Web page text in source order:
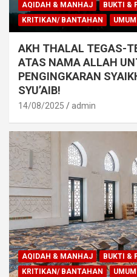
AQIDAH & MANHAJ BUKTI &
KRITIKAN/ BANTAHAN
UMUM
AKH THALAL TEGAS-
ATAS NAMA ALLAH
PENGINGKARAN
SYU’AIB!
14/08/2025 admin
AQIDAH & MANHAJ BUKTI &
KRITIKAN/ BANTAHAN
UMUM